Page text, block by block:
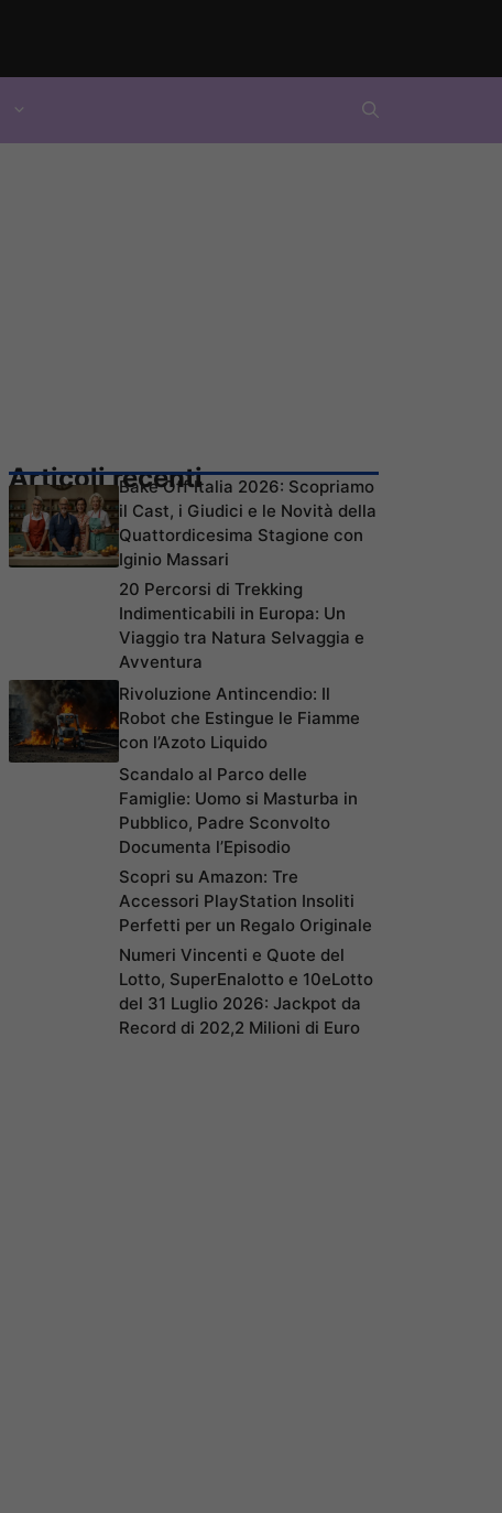
Articoli recentiBake Off Italia 2026: Scopriamo
il Cast, i Giudici e le Novità della
Quattordicesima Stagione con
Iginio Massari
20 Percorsi di Trekking
Indimenticabili in Europa: Un
Viaggio tra Natura Selvaggia e
Avventura
Rivoluzione Antincendio: Il
Robot che Estingue le Fiamme
con l’Azoto Liquido
Scandalo al Parco delle
Famiglie: Uomo si Masturba in
Pubblico, Padre Sconvolto
Documenta l’Episodio
Scopri su Amazon: Tre
Accessori PlayStation Insoliti
Perfetti per un Regalo Originale
Numeri Vincenti e Quote del
Lotto, SuperEnalotto e 10eLotto
del 31 Luglio 2026: Jackpot da
Record di 202,2 Milioni di Euro